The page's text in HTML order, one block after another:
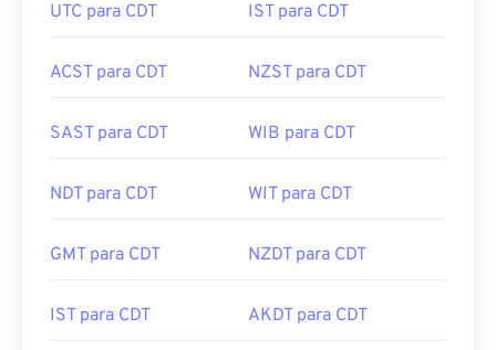
UTC para CDT IST para CDT
ACST para CDT NZST para CDT
SAST para CDT WIB para CDT
NDT para CDT WIT para CDT
GMT para CDT NZDT para CDT
IST para CDT AKDT para CDT